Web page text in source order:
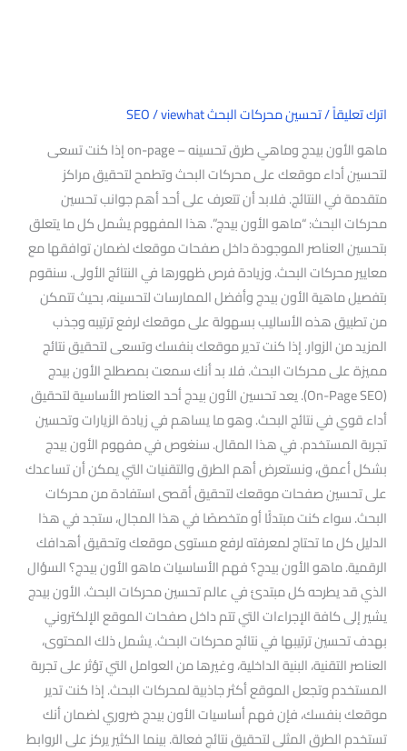
اترك تعليقاً/تحسين محركات البحث SEO /viewhat
ماهو الأون بيدج وماهي طرق تحسينه – on-page إذا كنت تسعى
لتحسين أداء موقعك على محركات البحث وتطمح لتحقيق مراكز
متقدمة في النتائج. فلابد أن تتعرف على أحد أهم جوانب تحسين
محركات البحث: “ماهو الأون بيدج”. هذا المفهوم يشمل كل ما يتعلق
بتحسين العناصر الموجودة داخل صفحات موقعك لضمان توافقها مع
معايير محركات البحث. وزيادة فرص ظهورها في النتائج الأولى. سنقوم
بتفصيل ماهية الأون بيدج وأفضل الممارسات لتحسينه، بحيث تتمكن
من تطبيق هذه الأساليب بسهولة على موقعك لرفع ترتيبه وجذب
المزيد من الزوار. إذا كنت تدير موقعك بنفسك وتسعى لتحقيق نتائج
مميزة على محركات البحث. فلا بد أنك سمعت بمصطلح الأون بيدج
(On-Page SEO). يعد تحسين الأون بيدج أحد العناصر الأساسية لتحقيق
أداء قوي في نتائج البحث. وهو ما يساهم في زيادة الزيارات وتحسين
تجربة المستخدم. في هذا المقال. سنغوص في مفهوم الأون بيدج
بشكل أعمق، ونستعرض أهم الطرق والتقنيات التي يمكن أن تساعدك
على تحسين صفحات موقعك لتحقيق أقصى استفادة من محركات
البحث. سواء كنت مبتدئًا أو متخصصًا في هذا المجال، ستجد في هذا
الدليل كل ما تحتاج لمعرفته لرفع مستوى موقعك وتحقيق أهدافك
الرقمية. ماهو الأون بيدج؟ فهم الأساسيات ماهو الأون بيدج؟ السؤال
الذي قد يطرحه كل مبتدئ في عالم تحسين محركات البحث. الأون بيدج
يشير إلى كافة الإجراءات التي تتم داخل صفحات الموقع الإلكتروني
بهدف تحسين ترتيبها في نتائج محركات البحث. يشمل ذلك المحتوى،
العناصر التقنية، البنية الداخلية، وغيرها من العوامل التي تؤثر على تجربة
المستخدم وتجعل الموقع أكثر جاذبية لمحركات البحث. إذا كنت تدير
موقعك بنفسك، فإن فهم أساسيات الأون بيدج ضروري لضمان أنك
تستخدم الطرق المثلى لتحقيق نتائج فعالة. بينما الكثير يركز على الروابط